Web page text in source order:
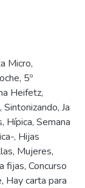
Micro,
5º
Heifetz,
Ja
Hípica, Semana
, Hijas
Mujeres,
fijas, Concurso
Hay carta para